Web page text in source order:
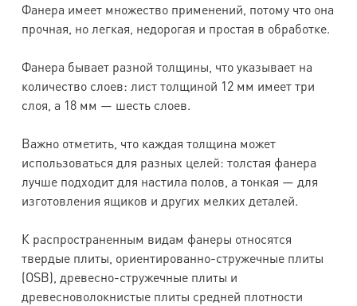
Фанера имеет множество применений, потому что она
прочная, но легкая, недорогая и простая в обработке.
Фанера бывает разной толщины, что указывает на
количество слоев: лист толщиной 12 мм имеет три
слоя, а 18 мм — шесть слоев.
Важно отметить, что каждая толщина может
использоваться для разных целей: толстая фанера
лучше подходит для настила полов, а тонкая — для
изготовления ящиков и других мелких деталей.
К распространенным видам фанеры относятся
твердые плиты, ориентированно-стружечные плиты
(OSB), древесно-стружечные плиты и
древесноволокнистые плиты средней плотности